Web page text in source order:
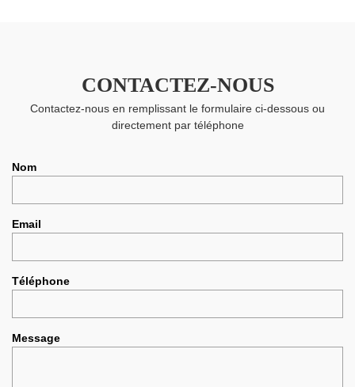
CONTACTEZ-NOUS
Contactez-nous en remplissant le formulaire ci-dessous ou
directement par téléphone
Nom
Email
Téléphone
Message